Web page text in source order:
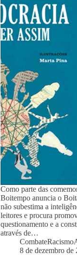
Como parte das
Boitempo anuncia o
não subestima a
leitores e procura
questionamento e a
através de…
8 de dezembro de